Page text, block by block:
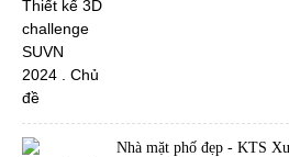
Nhà mặt phố đẹp - KTS